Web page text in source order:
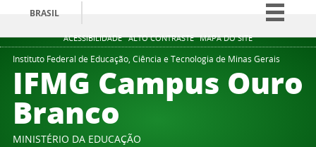
ACESSIBILIDADE ALTO CONTRASTE MAPA DO SITE
BRASIL
Simplifique!
Comunica BR
Participe
Instituto Federal de Educação, Ciência e Tecnologia de Minas Gerais
IFMG Campus Ouro
Branco
MINISTÉRIO DA EDUCAÇÃO